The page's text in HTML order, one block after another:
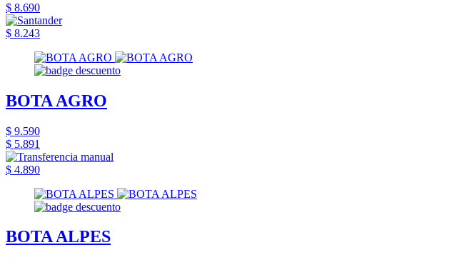
$ 8.690
$ 8.243
BOTA AGRO
$ 9.590
$ 5.891
$ 4.890
BOTA ALPES